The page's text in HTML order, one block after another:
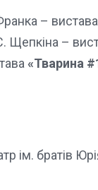
– вистава
Щепкіна –
«Тварина
ім. братів